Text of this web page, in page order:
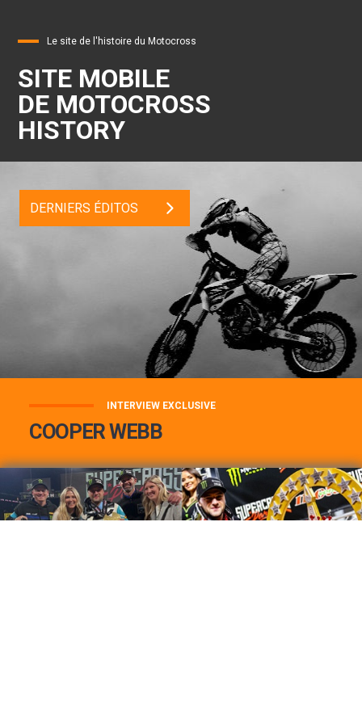
Le site de l'histoire du Motocross
SITE MOBILE
DE MOTOCROSS
HISTORY
DERNIERS ÉDITOS
INTERVIEW EXCLUSIVE
COOPER WEBB